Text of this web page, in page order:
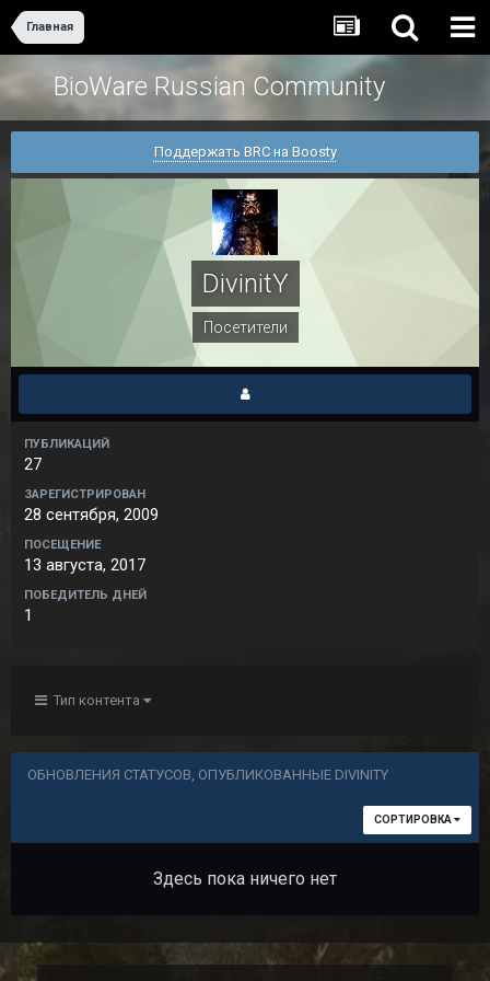
Главная
BioWare Russian Community
Поддержать BRC на Boosty
DivinitY
Посетители
ПУБЛИКАЦИЙ
27
ЗАРЕГИСТРИРОВАН
28 сентября, 2009
ПОСЕЩЕНИЕ
13 августа, 2017
ПОБЕДИТЕЛЬ ДНЕЙ
1
Тип контента
ОБНОВЛЕНИЯ СТАТУСОВ, ОПУБЛИКОВАННЫЕ DIVINITY
СОРТИРОВКА
Здесь пока ничего нет